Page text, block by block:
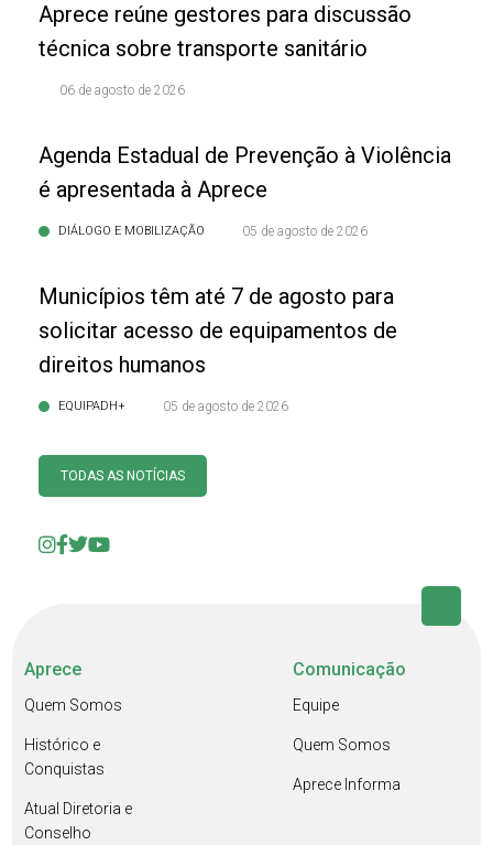
Aprece reúne gestores para discussão
técnica sobre transporte sanitário
06 de agosto de 2026
Agenda Estadual de Prevenção à Violência
é apresentada à Aprece
DIÁLOGO E MOBILIZAÇÃO 05 de agosto de 2026
Municípios têm até 7 de agosto para
solicitar acesso de equipamentos de
direitos humanos
EQUIPADH+ 05 de agosto de 2026
TODAS AS NOTÍCIAS
Aprece
Quem Somos
Histórico e
Conquistas
Atual Diretoria e
Conselho
Comunicação
Equipe
Quem Somos
Aprece Informa